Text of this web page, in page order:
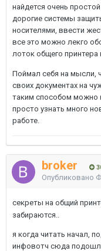
найдется очень
дорогие системы
носителями, ввести
все это можно лекго
лоток общего
Поймал себя на мысли,
своих документах на
таким способом можно
просто узнать много
работе.
broker
Опубликовано
секреты на общий
забираются..
я когда читать начал,
инфовотч сюда